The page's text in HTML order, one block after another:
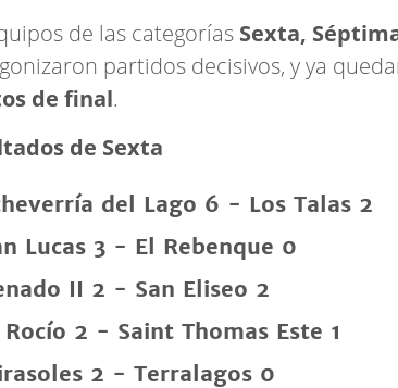
de las categorías Sexta,
partidos decisivos, y ya
de final.
de Sexta
del Lago 6 - Los Talas 2
Lucas 3 - El Rebenque 0
II 2 - San Eliseo 2
Rocío 2 - Saint Thomas Este 1
2 - Terralagos 0